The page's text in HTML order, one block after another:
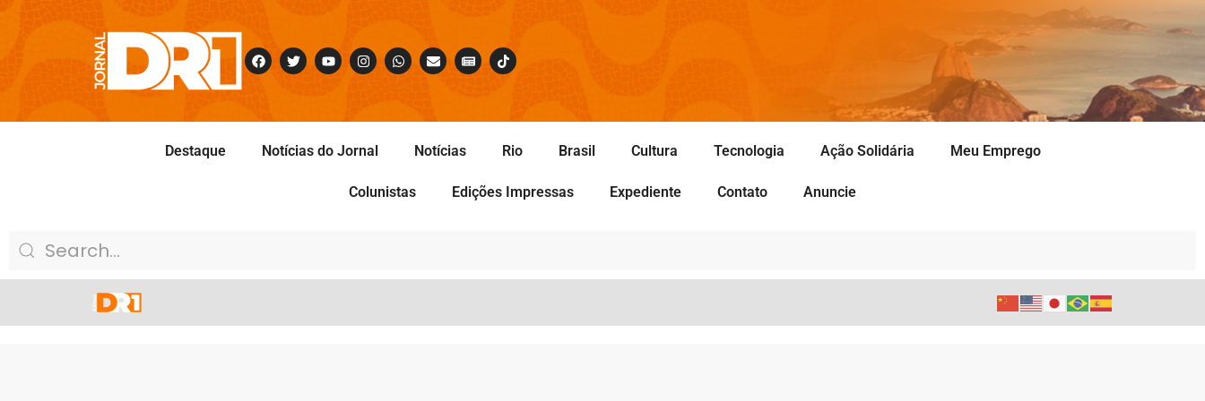
Destaque Notícias do Jornal Notícias Rio Brasil Cultura Tecnologia Ação Solidária Meu Emprego
Colunistas Edições Impressas Expediente Contato Anuncie